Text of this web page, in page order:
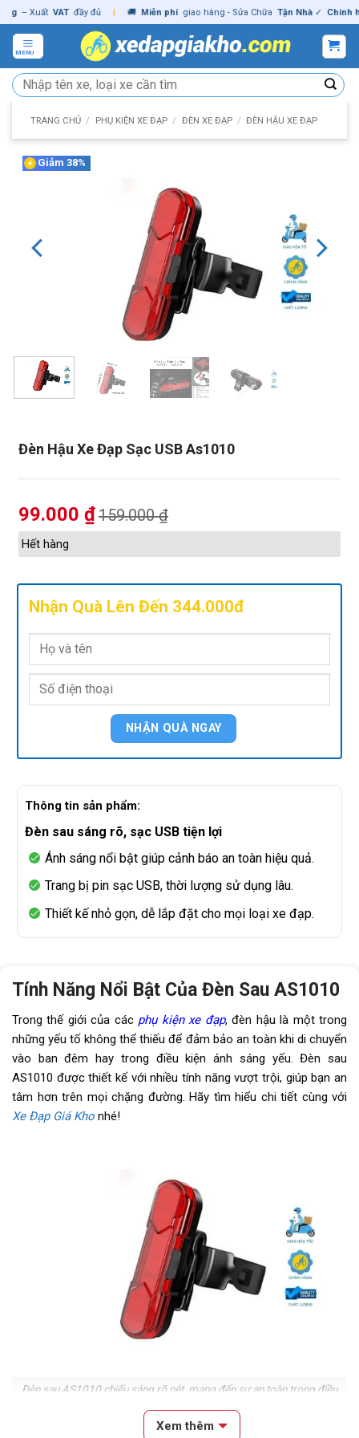
Skip
to
content
– Xuất VAT đầy đủ | 🚚 Miễn phí giao hàng - Sửa Chữa Tận Nhà ✓ Chính hãng
MENU
Tìm
kiếm:
TRANG CHỦ / PHỤ KIỆN XE ĐẠP / ĐÈN XE ĐẠP / ĐÈN HẬU XE ĐẠP
Đèn Hậu Xe Đạp Sạc USB As1010
Giảm 38%
99.000 ₫159.000₫
Hết hàng
Nhận Quà Lên Đến 344.000đ
Thông tin sản phẩm:
Đèn sau sáng rõ, sạc USB tiện lợi
Ánh sáng nổi bật giúp cảnh báo an toàn hiệu quả.
Trang bị pin sạc USB, thời lượng sử dụng lâu.
Thiết kế nhỏ gọn, dễ lắp đặt cho mọi loại xe đạp.
Tính Năng Nổi Bật Của Đèn Sau AS1010
Trong thế giới của các phụ kiện xe đạp, đèn hậu là một trong
những yếu tố không thể thiếu để đảm bảo an toàn khi di chuyển
vào ban đêm hay trong điều kiện ánh sáng yếu. Đèn sau
AS1010 được thiết kế với nhiều tính năng vượt trội, giúp bạn an
tâm hơn trên mọi chặng đường. Hãy tìm hiểu chi tiết cùng với
Xe Đạp Giá Kho nhé!
Đèn sau AS1010 chiếu sáng rõ nét, mang đến sự an toàn trong điều
Xem thêm